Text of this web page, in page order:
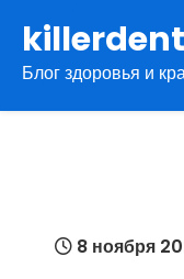
содержимому
Блог здоровья и
8 ноября